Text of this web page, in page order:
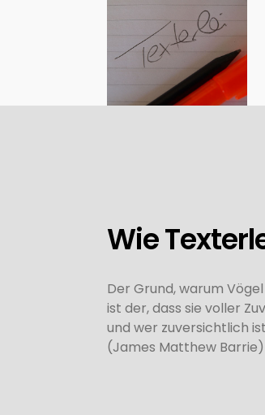
Wie
Der Grund, warum
ist der, dass sie voller
und wer zuversichtlich
(James Matthew Barrie)